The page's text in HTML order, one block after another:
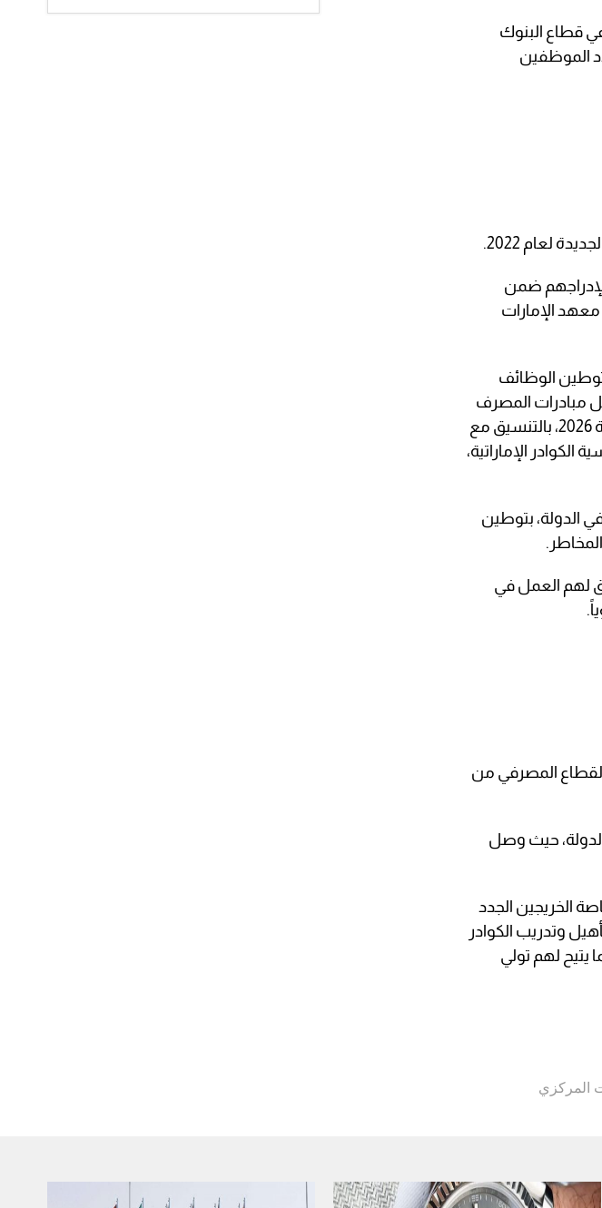
قطاع البنوك
الموظفين
لعام 2022.
لإدراجهم ضمن
معهد الإمارات
الوظائف
مبادرات المصرف
المركزي الخاصة بالتوطين من خلال اعتماد 5,000 وظيفة جديدة في نهاية 2026، بالتنسيق مع
الإماراتية،
الدولة، بتوطين
لهم العمل في
المصرفي من
حيث وصل
الخريجين الجدد
وتدريب الكوادر
يتيح لهم تولي
المركزي